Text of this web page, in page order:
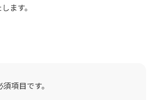
ます。
項目です。